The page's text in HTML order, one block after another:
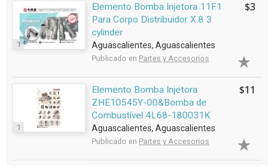
1
Elemento Bomba Injetora 11F1
Para Corpo Distribuidor X.8 3
cylinder
Aguascalientes, Aguascalientes
Publicado en Partes y Accesorios
$3
1
Elemento Bomba Injetora
ZHE10545Y-00&Bomba de
Combustível 4L68-180031K
Aguascalientes, Aguascalientes
Publicado en Partes y Accesorios
$11